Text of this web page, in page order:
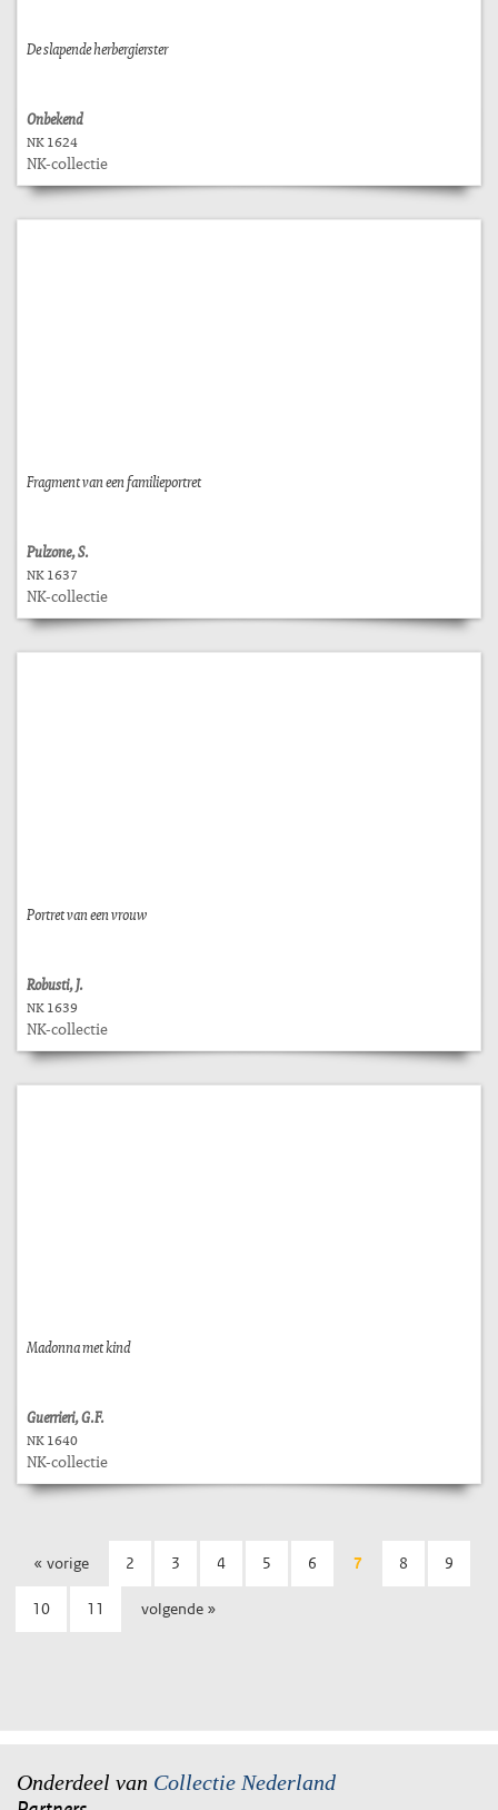
De slapende herbergierster
Onbekend
NK 1624
NK-collectie
Fragment van een familieportret
Pulzone, S.
NK 1637
NK-collectie
Portret van een vrouw
Robusti, J.
NK 1639
NK-collectie
Madonna met kind
Guerrieri, G.F.
NK 1640
NK-collectie
« vorige 2 3 4 5 6 7 8 9
10 11 volgende »
Onderdeel van Collectie Nederland